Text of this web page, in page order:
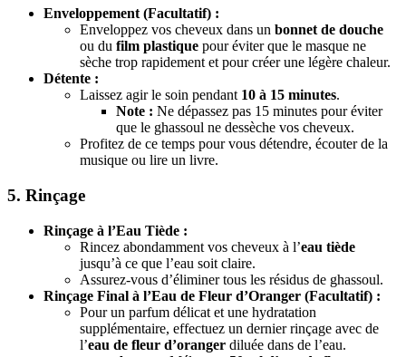
Enveloppement (Facultatif) :
Enveloppez vos cheveux dans un bonnet de douche
ou du film plastique pour éviter que le masque ne
sèche trop rapidement et pour créer une légère chaleur.
Détente :
Laissez agir le soin pendant 10 à 15 minutes.
Note : Ne dépassez pas 15 minutes pour éviter
que le ghassoul ne dessèche vos cheveux.
Profitez de ce temps pour vous détendre, écouter de la
musique ou lire un livre.
5. Rinçage
Rinçage à l’Eau Tiède :
Rincez abondamment vos cheveux à l’eau tiède
jusqu’à ce que l’eau soit claire.
Assurez-vous d’éliminer tous les résidus de ghassoul.
Rinçage Final à l’Eau de Fleur d’Oranger (Facultatif) :
Pour un parfum délicat et une hydratation
supplémentaire, effectuez un dernier rinçage avec de
l’eau de fleur d’oranger diluée dans de l’eau.